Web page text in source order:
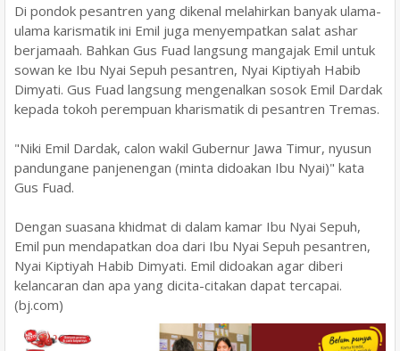
Di pondok pesantren yang dikenal melahirkan banyak ulama-
ulama karismatik ini Emil juga menyempatkan salat ashar
berjamaah. Bahkan Gus Fuad langsung mangajak Emil untuk
sowan ke Ibu Nyai Sepuh pesantren, Nyai Kiptiyah Habib
Dimyati. Gus Fuad langsung mengenalkan sosok Emil Dardak
kepada tokoh perempuan kharismatik di pesantren Tremas.
"Niki Emil Dardak, calon wakil Gubernur Jawa Timur, nyusun
pandungane panjenengan (minta didoakan Ibu Nyai)" kata
Gus Fuad.
Dengan suasana khidmat di dalam kamar Ibu Nyai Sepuh,
Emil pun mendapatkan doa dari Ibu Nyai Sepuh pesantren,
Nyai Kiptiyah Habib Dimyati. Emil didoakan agar diberi
kelancaran dan apa yang dicita-citakan dapat tercapai.
(bj.com)